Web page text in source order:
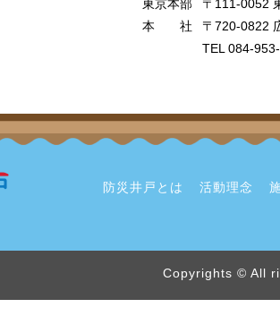
東京本部
本 社
〒111-0052
〒720-0822
TEL 084-
防災井戸とは 活動理念
Copyrights © All